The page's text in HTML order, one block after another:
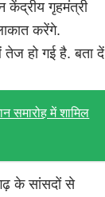
केंद्रीय गृहमंत्री
करेंगे.
तेज हो गई है. बता दें
समारोह में शामिल
के सांसदों से